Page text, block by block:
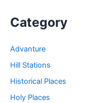
Category
Advanture
Hill Stations
Historical Places
Holy Places